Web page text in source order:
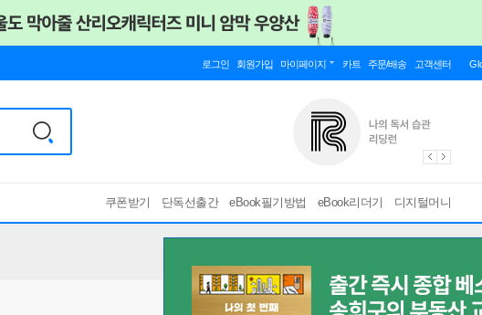
로그인 회원가입 마이페이지 카트 주문/배송 고객센터
쿠폰받기 단독선출간 eBook필기방법 eBook리더기 디지털머니